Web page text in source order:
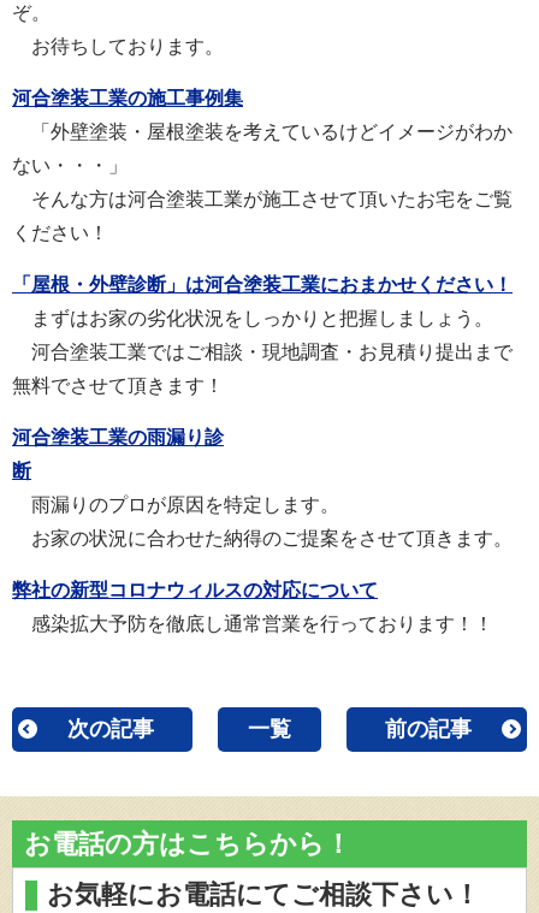
ぞ。
お待ちしております。
河合塗装工業の施工事例集
「外壁塗装・屋根塗装を考えているけどイメージがわか
ない・・・」
そんな方は河合塗装工業が施工させて頂いたお宅をご覧
ください！
「屋根・外壁診断」は河合塗装工業におまかせください！
まずはお家の劣化状況をしっかりと把握しましょう。
河合塗装工業ではご相談・現地調査・お見積り提出まで
無料でさせて頂きます！
河合塗装工業の雨漏り診
断
雨漏りのプロが原因を特定します。
お家の状況に合わせた納得のご提案をさせて頂きます。
弊社の新型コロナウィルスの対応について
感染拡大予防を徹底し通常営業を行っております！！
次の記事 一覧 前の記事
お電話の方はこちらから！
お気軽にお電話にてご相談下さい！